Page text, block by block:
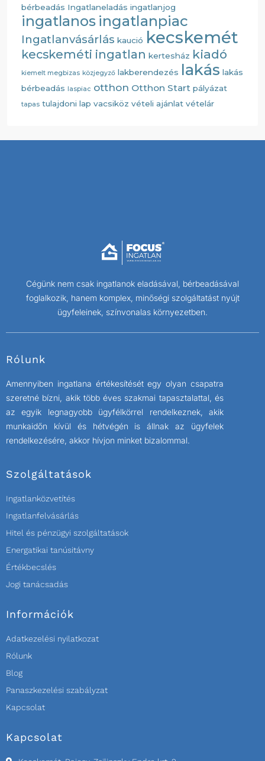
bérbeadás Ingatlaneladás ingatlanjog
ingatlanos ingatlanpiac
Ingatlanvásárlás kaució kecskemét
kecskeméti ingatlan kertesház kiadó
kiemelt megbizas közjegyző lakberendezés lakás lakás
bérbeadás laspiac otthon Otthon Start pályázat
tapas tulajdoni lap vacsiköz vételi ajánlat vételár
Cégünk nem csak ingatlanok eladásával, bérbeadásával
foglalkozik, hanem komplex, minőségi szolgáltatást nyújt
ügyfeleinek, színvonalas környezetben.
Rólunk
Amennyiben ingatlana értékesítését egy olyan csapatra
szeretné bízni, akik több éves szakmai tapasztalattal, és
az egyik legnagyobb ügyfélkörrel rendelkeznek, akik
munkaidőn kívül és hétvégén is állnak az ügyfelek
rendelkezésére, akkor hívjon minket bizalommal.
Szolgáltatások
Ingatlanközvetítés
Ingatlanfelvásárlás
Hitel és pénzügyi szolgáltatások
Energatikai tanúsitávny
Értékbecslés
Jogi tanácsadás
Információk
Adatkezelési nyilatkozat
Rólunk
Blog
Panaszkezelési szabályzat
Kapcsolat
Kapcsolat